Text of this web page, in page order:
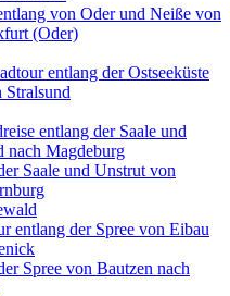
von Oder und Neiße von
(Oder)
entlang der Ostseeküste
entlang der Saale und
nach Magdeburg
Saale und Unstrut von
entlang der Spree von Eibau
Spree von Bautzen nach